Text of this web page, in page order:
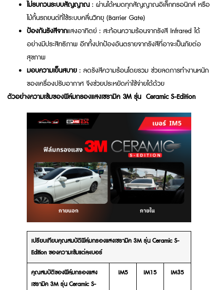
ไม่รบกวนระบบสัญญาณ : ผ่านได้หมดทุกสัญญาณอิเล็กทรอนิกส์ หรือ
ไม้กั้นรถยนต์ที่ใช้ระบบคลื่นวิทยุ (Barrier Gate)
ป้องกันรังสีจากแสงอาทิตย์ : สะท้อนความร้อนจากรังสี Infrared ได้
อย่างมีประสิทธิภาพ อีกทั้งปกป้องอันตรายจากรังสีที่อาจะเป็นภัยต่อ
สุขภาพ
มอบความเย็นสบาย : ลดรังสีความร้อนโดยรวม ช่วยลดการทำงานหนัก
ของเครื่องปรับอากาศ จึงช่วยประหยัดค่าใช้จ่ายได้ด้วย
ตัวอย่างความเข้มของฟิล์มกรองแสงเซรามิค 3M รุ่น Ceramic S-Edition
เปรียบเทียบคุณสมบัติฟิล์มกรองแสงเซรามิค 3M รุ่น Ceramic S-
Edition ของความเข้มแต่ละเบอร์
คุณสมบัติของฟิล์มกรองแสง
เซรามิค 3M รุ่น Ceramic S-
IM5 IM15 IM35